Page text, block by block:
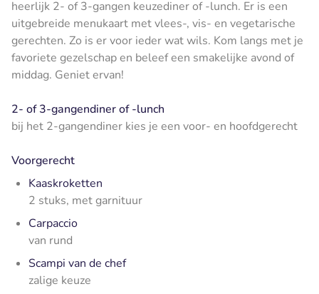
heerlijk 2- of 3-gangen keuzediner of -lunch. Er is een
uitgebreide menukaart met vlees-, vis- en vegetarische
gerechten. Zo is er voor ieder wat wils. Kom langs met je
favoriete gezelschap en beleef een smakelijke avond of
middag. Geniet ervan!
2- of 3-gangendiner of -lunch
bij het 2-gangendiner kies je een voor- en hoofdgerecht
Voorgerecht
Kaaskroketten
2 stuks, met garnituur
Carpaccio
van rund
Scampi van de chef
zalige keuze